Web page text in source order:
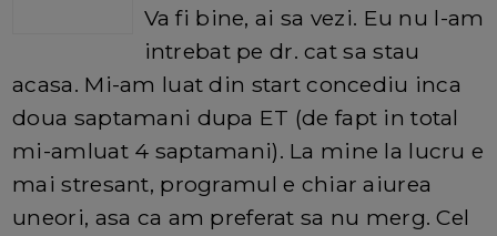
Va fi bine, ai sa vezi. Eu nu l-am
intrebat pe dr. cat sa stau
acasa. Mi-am luat din start concediu inca
doua saptamani dupa ET (de fapt in total
mi-amluat 4 saptamani). La mine la lucru e
mai stresant, programul e chiar aiurea
uneori, asa ca am preferat sa nu merg. Cel